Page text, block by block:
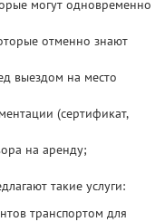
могут одновременно
отменно знают
выездом на место
(сертификат,
на аренду;
такие услуги:
транспортом для